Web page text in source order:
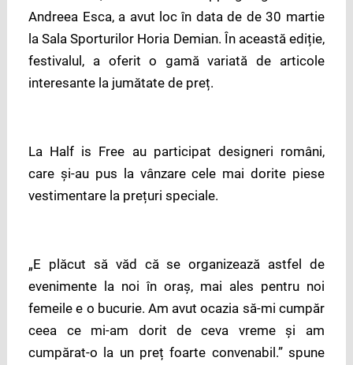
Andreea Esca, a avut loc în data de de 30 martie
la Sala Sporturilor Horia Demian. În această ediție,
festivalul, a oferit o gamă variată de articole
interesante la jumătate de preț.
La Half is Free au participat designeri români,
care și-au pus la vânzare cele mai dorite piese
vestimentare la prețuri speciale.
„E plăcut să văd că se organizează astfel de
evenimente la noi în oraș, mai ales pentru noi
femeile e o bucurie. Am avut ocazia să-mi cumpăr
ceea ce mi-am dorit de ceva vreme și am
cumpărat-o la un preț foarte convenabil.” spune